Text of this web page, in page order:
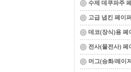
수제 데쿠파주
고급 냅킨 페이퍼
데코(장식)용 페
전사(물전사) 페
머그(승화/레이